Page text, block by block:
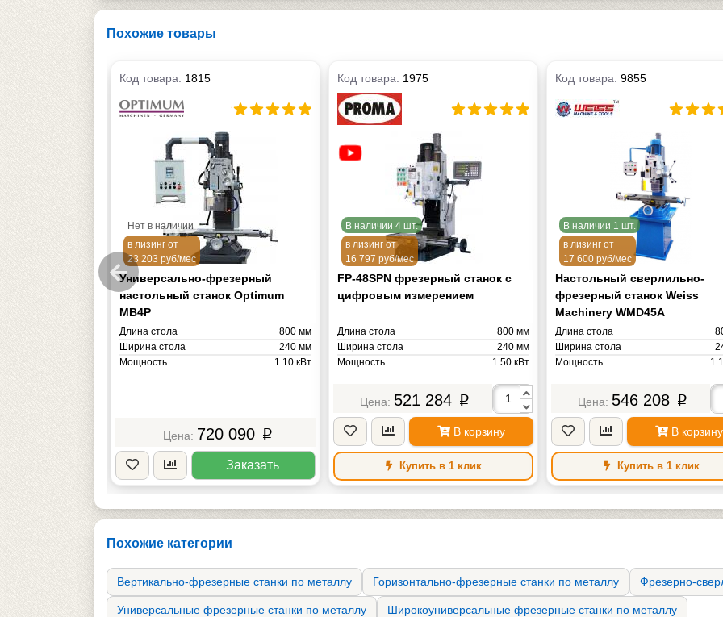
Похожие товары
2.20 кВт
060
Заказать
Код товара: 1815
Нет в наличии
в лизинг от
23 203 руб/мес
Универсально-фрезерный
настольный станок Optimum
MB4P
Длина стола
800 мм
Ширина стола
240 мм
Мощность
1.10 кВт
720 090 p
Заказать
Код товара: 1975
В наличии 4 шт.
в лизинг от
16 797 руб/мес
FP-48SPN фрезерный станок с
цифровым измерением
Длина стола
800 мм
Ширина стола
240 мм
Мощность
1.50 кВт
521 284 p
В корзину
Купить в 1 клик
Код товара: 9855
В наличии 1 шт.
в лизинг от
17 600 руб/мес
Настольный сверлильно-
фрезерный станок Weiss
Machinery WMD45A
Длина стола
Ширина стола
Мощность
546 208 p
В корзину
Купить в 1 клик
Похожие категории
Вертикально-фрезерные станки по металлу Горизонтально-фрезерные станки по металлу Фрезерно-
Универсальные фрезерные станки по металлу Широкоуниверсальные фрезерные станки по металлу